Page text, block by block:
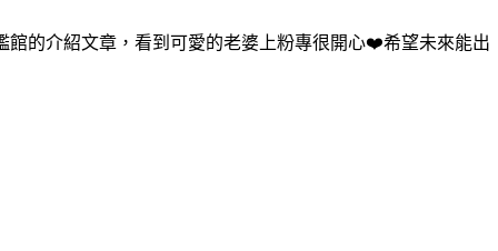
館的介紹文章，看到可愛的老婆上粉專很開心❤️希望未來能出